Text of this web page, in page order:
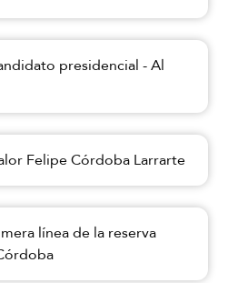
presidencial - Al
Felipe Córdoba Larrarte
línea de la reserva